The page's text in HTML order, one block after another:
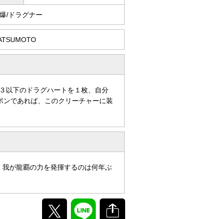
/ドラグナー
以下のドラグハートを１枚、自分
であれば、このクリーチャーに装
が龍覇の力を発揮するのは何年ぶ